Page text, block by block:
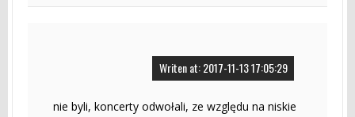
Writen at: 2017-11-13 17:05:29
nie byli, koncerty odwołali, ze względu na niskie